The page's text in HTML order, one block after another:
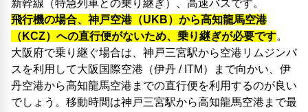
新幹線（特急列車との乗り継ぎ）、高速バスです。
飛行機の場合、神戸空港（UKB）から高知龍馬空港
（KCZ）への直行便がないため、乗り継ぎが必要です。
大阪府で乗り継ぐ場合は、神戸三宮駅から空港リムジンバ
スを利用して大阪国際空港（伊丹 / ITM）まで向かい、伊
丹空港から高知龍馬空港までの直行便を利用するのが良い
でしょう。移動時間は神戸三宮駅から高知龍馬空港まで最